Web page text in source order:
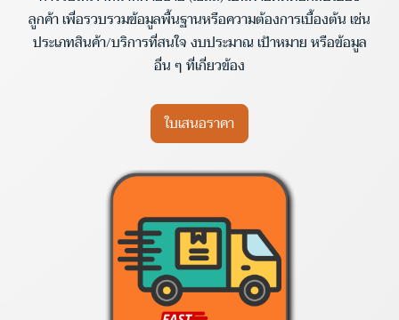
ลูกค้า เพื่อรวบรวมข้อมูลพื้นฐานหรือความต้องการเบื้องต้น เช่น
ประเภทสินค้า/บริการที่สนใจ งบประมาณ เป้าหมาย หรือข้อมูล
อื่น ๆ ที่เกี่ยวข้อง
ใบเสนอราคา